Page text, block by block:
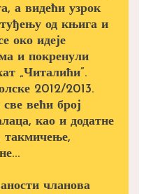
а видећи узрок
од књига и
око идеје
и покренули
„Читалићи”.
2012/2013.
све већи број
као и додатне
такмичење,
чланова